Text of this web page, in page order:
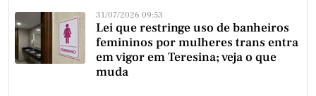
31/07/2026 09:53
Lei que restringe uso de banheiros
femininos por mulheres trans entra
em vigor em Teresina; veja o que
muda